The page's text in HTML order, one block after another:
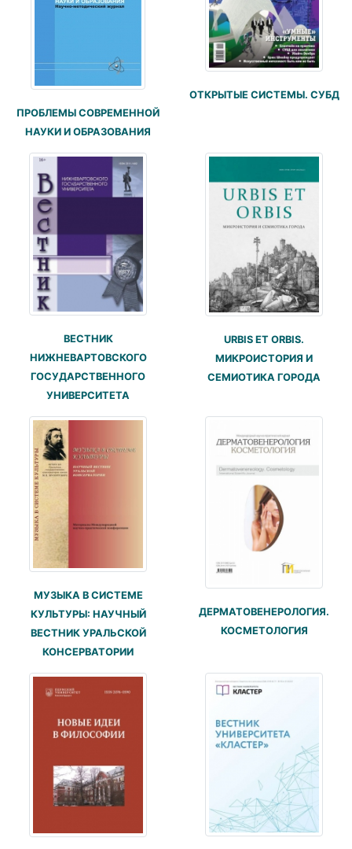
ПРОБЛЕМЫ СОВРЕМЕННОЙ
НАУКИ И ОБРАЗОВАНИЯ
ОТКРЫТЫЕ СИСТЕМЫ. СУБД
ВЕСТНИК
НИЖНЕВАРТОВСКОГО
ГОСУДАРСТВЕННОГО
УНИВЕРСИТЕТА
URBIS ET ORBIS.
МИКРОИСТОРИЯ И
СЕМИОТИКА ГОРОДА
МУЗЫКА В СИСТЕМЕ
КУЛЬТУРЫ: НАУЧНЫЙ
ВЕСТНИК УРАЛЬСКОЙ
КОНСЕРВАТОРИИ
ДЕРМАТОВЕНЕРОЛОГИЯ.
КОСМЕТОЛОГИЯ